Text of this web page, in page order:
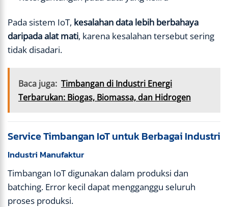
Pada sistem IoT, kesalahan data lebih berbahaya
daripada alat mati, karena kesalahan tersebut sering
tidak disadari.
Baca juga: Timbangan di Industri Energi
Terbarukan: Biogas, Biomassa, dan Hidrogen
Service Timbangan IoT untuk Berbagai Industri
Industri Manufaktur
Timbangan IoT digunakan dalam produksi dan
batching. Error kecil dapat mengganggu seluruh
proses produksi.